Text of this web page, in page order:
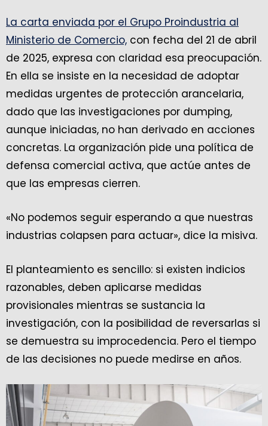
La carta enviada por el Grupo Proindustria al
Ministerio de Comercio, con fecha del 21 de abril
de 2025, expresa con claridad esa preocupación.
En ella se insiste en la necesidad de adoptar
medidas urgentes de protección arancelaria,
dado que las investigaciones por dumping,
aunque iniciadas, no han derivado en acciones
concretas. La organización pide una política de
defensa comercial activa, que actúe antes de
que las empresas cierren.
«No podemos seguir esperando a que nuestras
industrias colapsen para actuar», dice la misiva.
El planteamiento es sencillo: si existen indicios
razonables, deben aplicarse medidas
provisionales mientras se sustancia la
investigación, con la posibilidad de reversarlas si
se demuestra su improcedencia. Pero el tiempo
de las decisiones no puede medirse en años.